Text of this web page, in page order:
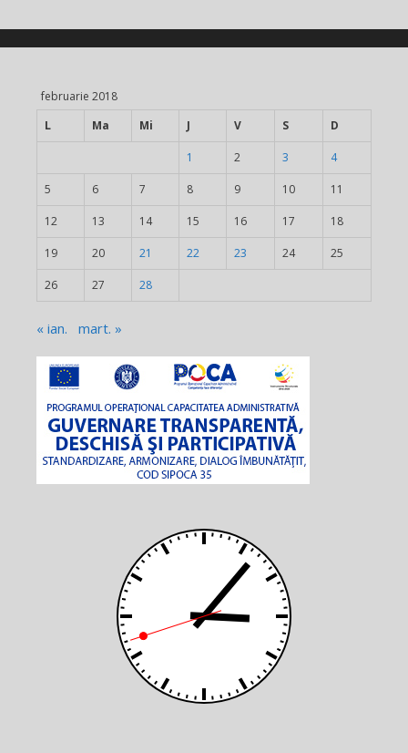
februarie 2018
L
Ma Mi J V S D
1 2 3 4
5 6 7 8 9 10 11
12 13 14 15 16 17 18
19 20 21 22 23 24 25
26 27 28
« ian. mart. »